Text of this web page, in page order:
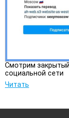
Смотрим
социальной сети
Читать